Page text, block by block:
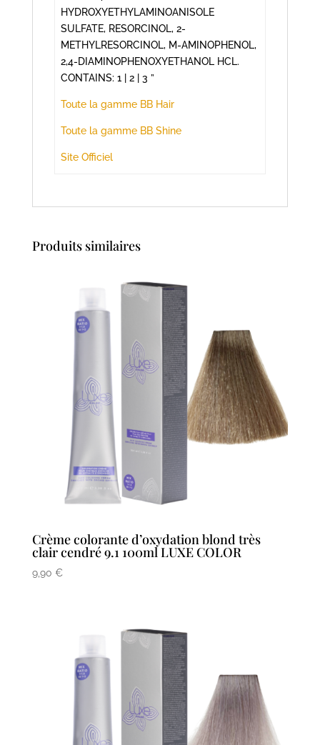
HYDROXYETHYLAMINOANISOLE
SULFATE, RESORCINOL, 2-
METHYLRESORCINOL, M-AMINOPHENOL,
2,4-DIAMINOPHENOXYETHANOL HCL.
CONTAINS: 1 | 2 | 3 ”
Toute la gamme BB Hair
Toute la gamme BB Shine
Site Officiel
Produits similaires
Crème colorante d’oxydation blond très
clair cendré 9.1 100ml LUXE COLOR
9,90 €